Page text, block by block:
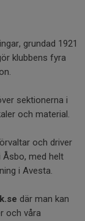
grundad 1921
klubbens fyra
sektionerna i
och material.
och driver
Åsbo, med helt
i Avesta.
där man kan
och våra